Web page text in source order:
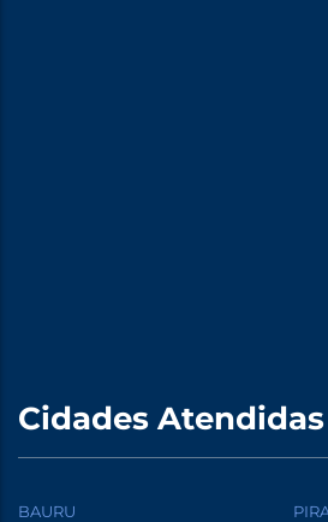
Cidades Atendidas
BAURU